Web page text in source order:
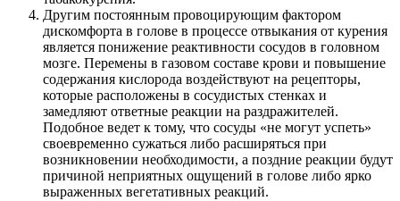
Другим постоянным провоцирующим фактором
дискомфорта в голове в процессе отвыкания от курения
является понижение реактивности сосудов в головном
мозге. Перемены в газовом составе крови и повышение
содержания кислорода воздействуют на рецепторы,
которые расположены в сосудистых стенках и
замедляют ответные реакции на раздражителей.
Подобное ведет к тому, что сосуды «не могут успеть»
своевременно сужаться либо расширяться при
возникновении необходимости, а поздние реакции будут
причиной неприятных ощущений в голове либо ярко
выраженных вегетативных реакций.